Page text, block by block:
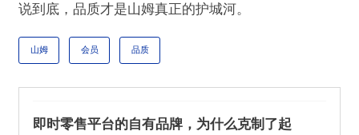
说到底，品质才是山姆真正的护城河。
山姆 会员 品质
即时零售平台的自有品牌，为什么克制了起